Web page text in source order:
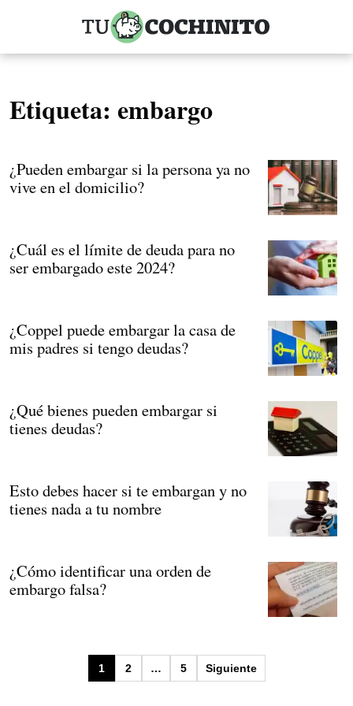
Etiqueta: embargo
¿Pueden embargar si la persona ya no
vive en el domicilio?
¿Cuál es el límite de deuda para no
ser embargado este 2024?
¿Coppel puede embargar la casa de
mis padres si tengo deudas?
¿Qué bienes pueden embargar si
tienes deudas?
Esto debes hacer si te embargan y no
tienes nada a tu nombre
¿Cómo identificar una orden de
embargo falsa?
1 2 … 5 Siguiente